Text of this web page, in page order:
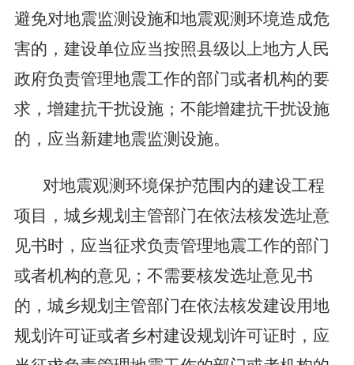
避免对地震监测设施和地震观测环境造成危
害的，建设单位应当按照县级以上地方人民
政府负责管理地震工作的部门或者机构的要
求，增建抗干扰设施；不能增建抗干扰设施
的，应当新建地震监测设施。
对地震观测环境保护范围内的建设工程
项目，城乡规划主管部门在依法核发选址意
见书时，应当征求负责管理地震工作的部门
或者机构的意见；不需要核发选址意见书
的，城乡规划主管部门在依法核发建设用地
规划许可证或者乡村建设规划许可证时，应